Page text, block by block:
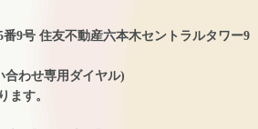
9号 住友不動産六本木セントラルタワー9
合わせ専用ダイヤル)
ます。